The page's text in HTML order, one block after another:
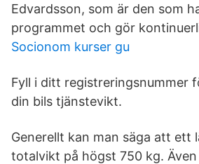
Edvardsson, som är den som
programmet och gör
Socionom kurser gu
Fyll i ditt registreringsnummer
din bils tjänstevikt.
Generellt kan man säga att ett
totalvikt på högst 750 kg.